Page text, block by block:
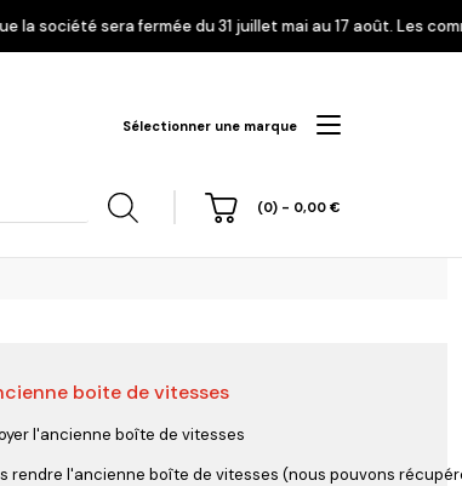
du 31 juillet mai au 17 août. Les commandes
(0) - 0,00 €
Sélectionner une marque
Opel Peugeot
boite de vitesses
l'ancienne boîte de vitesses
rendre l'ancienne boîte de vitesses (nous pouvons